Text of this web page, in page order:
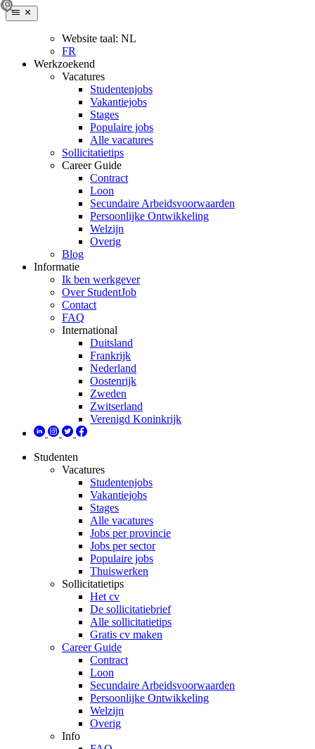
Website taal: NL
FR
Werkzoekend
Vacatures
Studentenjobs
Vakantiejobs
Stages
Populaire jobs
Alle vacatures
Sollicitatietips
Career Guide
Contract
Loon
Secundaire Arbeidsvoorwaarden
Persoonlijke Ontwikkeling
Welzijn
Overig
Blog
Informatie
Ik ben werkgever
Over StudentJob
Contact
FAQ
International
Duitsland
Frankrijk
Nederland
Oostenrijk
Zweden
Zwitserland
Verenigd Koninkrijk
Studenten
Vacatures
Studentenjobs
Vakantiejobs
Stages
Alle vacatures
Jobs per provincie
Jobs per sector
Populaire jobs
Thuiswerken
Sollicitatietips
Het cv
De sollicitatiebrief
Alle sollicitatietips
Gratis cv maken
Career Guide
Contract
Loon
Secundaire Arbeidsvoorwaarden
Persoonlijke Ontwikkeling
Welzijn
Overig
Info